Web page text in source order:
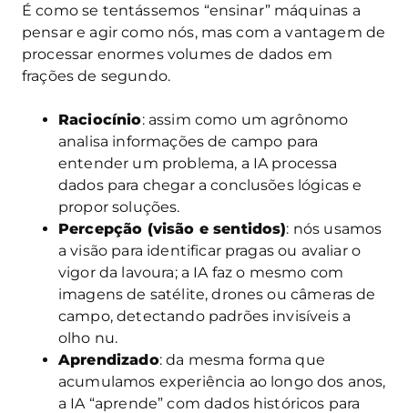
É como se tentássemos “ensinar” máquinas a
pensar e agir como nós, mas com a vantagem de
processar enormes volumes de dados em
frações de segundo.
Raciocínio: assim como um agrônomo
analisa informações de campo para
entender um problema, a IA processa
dados para chegar a conclusões lógicas e
propor soluções.
Percepção (visão e sentidos): nós usamos
a visão para identificar pragas ou avaliar o
vigor da lavoura; a IA faz o mesmo com
imagens de satélite, drones ou câmeras de
campo, detectando padrões invisíveis a
olho nu.
Aprendizado: da mesma forma que
acumulamos experiência ao longo dos anos,
a IA “aprende” com dados históricos para